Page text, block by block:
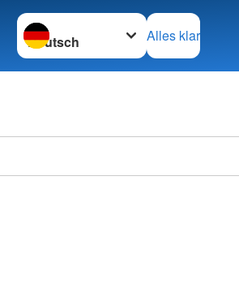
Sprache wechseln zu
Alles klar